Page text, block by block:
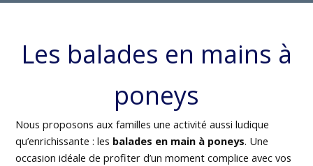
Les balades en mains à
poneys
Nous proposons aux familles une activité aussi ludique
qu’enrichissante : les balades en main à poneys. Une
occasion idéale de profiter d’un moment complice avec vos